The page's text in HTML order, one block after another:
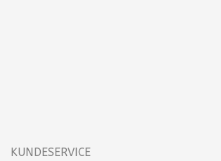
KUNDESERVICE